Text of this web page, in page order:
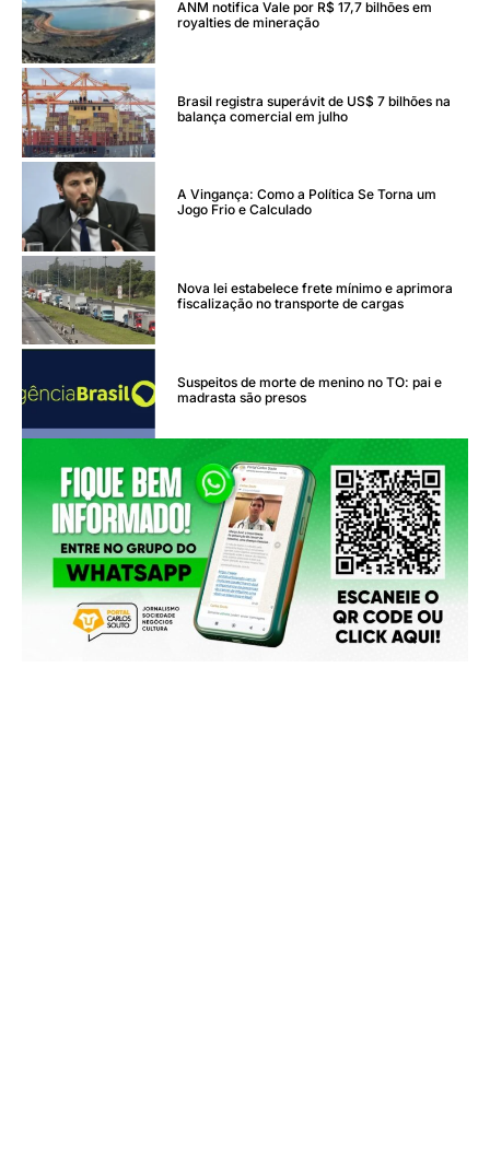
ANM notifica Vale por R$ 17,7 bilhões em
royalties de mineração
Brasil registra superávit de US$ 7 bilhões na
balança comercial em julho
A Vingança: Como a Política Se Torna um
Jogo Frio e Calculado
Nova lei estabelece frete mínimo e aprimora
fiscalização no transporte de cargas
Suspeitos de morte de menino no TO: pai e
madrasta são presos